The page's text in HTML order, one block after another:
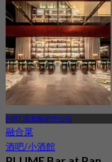
4.7
3K 已預訂
起S$ 73
MRT 濱海藝術中心站
融合菜
酒吧/小酒館